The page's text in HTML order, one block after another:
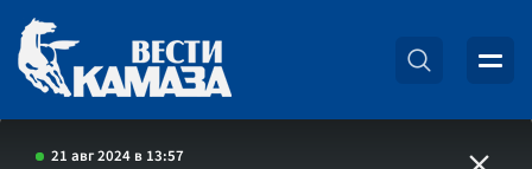
21 авг 2024 в 13:57